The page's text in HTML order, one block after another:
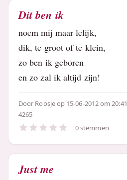
Dit ben ik
noem mij maar lelijk,
dik, te groot of te klein,
zo ben ik geboren
en zo zal ik altijd zijn!
Door Roosjeop 15-06-2012 om 20:41
4265
0 stemmen
Just me